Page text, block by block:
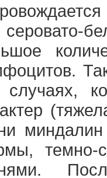
серовато-
случаях,
темно-